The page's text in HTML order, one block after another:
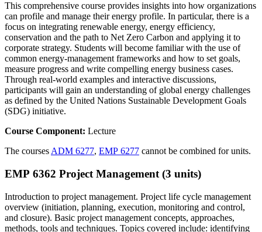
This comprehensive course provides insights into how organizations
can profile and manage their energy profile. In particular, there is a
focus on integrating renewable energy, energy efficiency,
conservation and the path to Net Zero Carbon and applying it to
corporate strategy. Students will become familiar with the use of
common energy-management frameworks and how to set goals,
measure progress and write compelling energy business cases.
Through real-world examples and interactive discussions,
participants will gain an understanding of global energy challenges
as defined by the United Nations Sustainable Development Goals
(SDG) initiative.
Course Component: Lecture
The courses ADM 6277, EMP 6277 cannot be combined for units.
EMP 6362 Project Management (3 units)
Introduction to project management. Project life cycle management
overview (initiation, planning, execution, monitoring and control,
and closure). Basic project management concepts, approaches,
methods, tools and techniques. Topics covered include: identifying